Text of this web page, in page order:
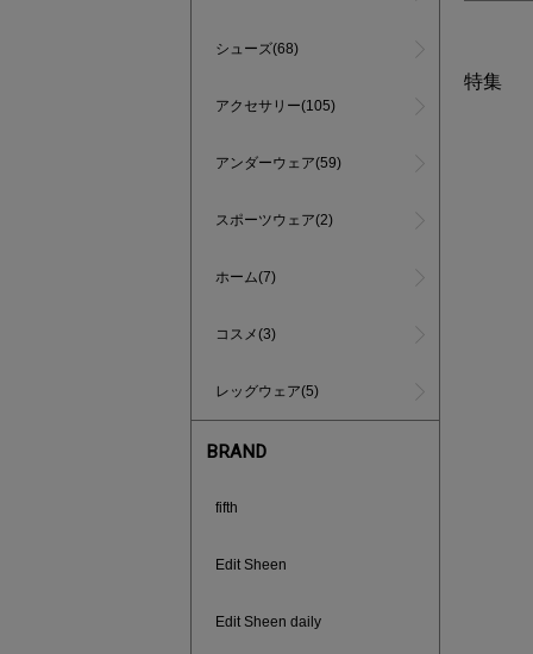
シューズ(68)
アクセサリー(105)
アンダーウェア(59)
スポーツウェア(2)
ホーム(7)
コスメ(3)
レッグウェア(5)
BRAND
fifth
Edit Sheen
Edit Sheen daily
特集